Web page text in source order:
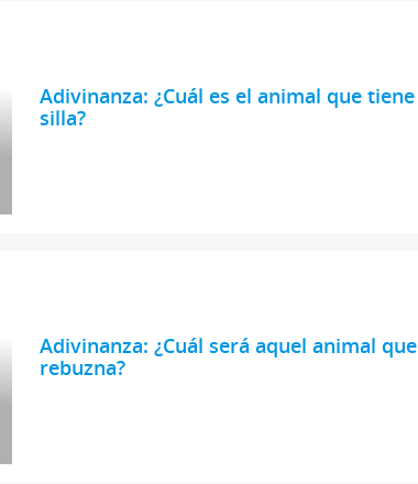
Adivinanza: ¿Cuál es el animal que tiene
silla?
Adivinanza: ¿Cuál será aquel animal que
rebuzna?